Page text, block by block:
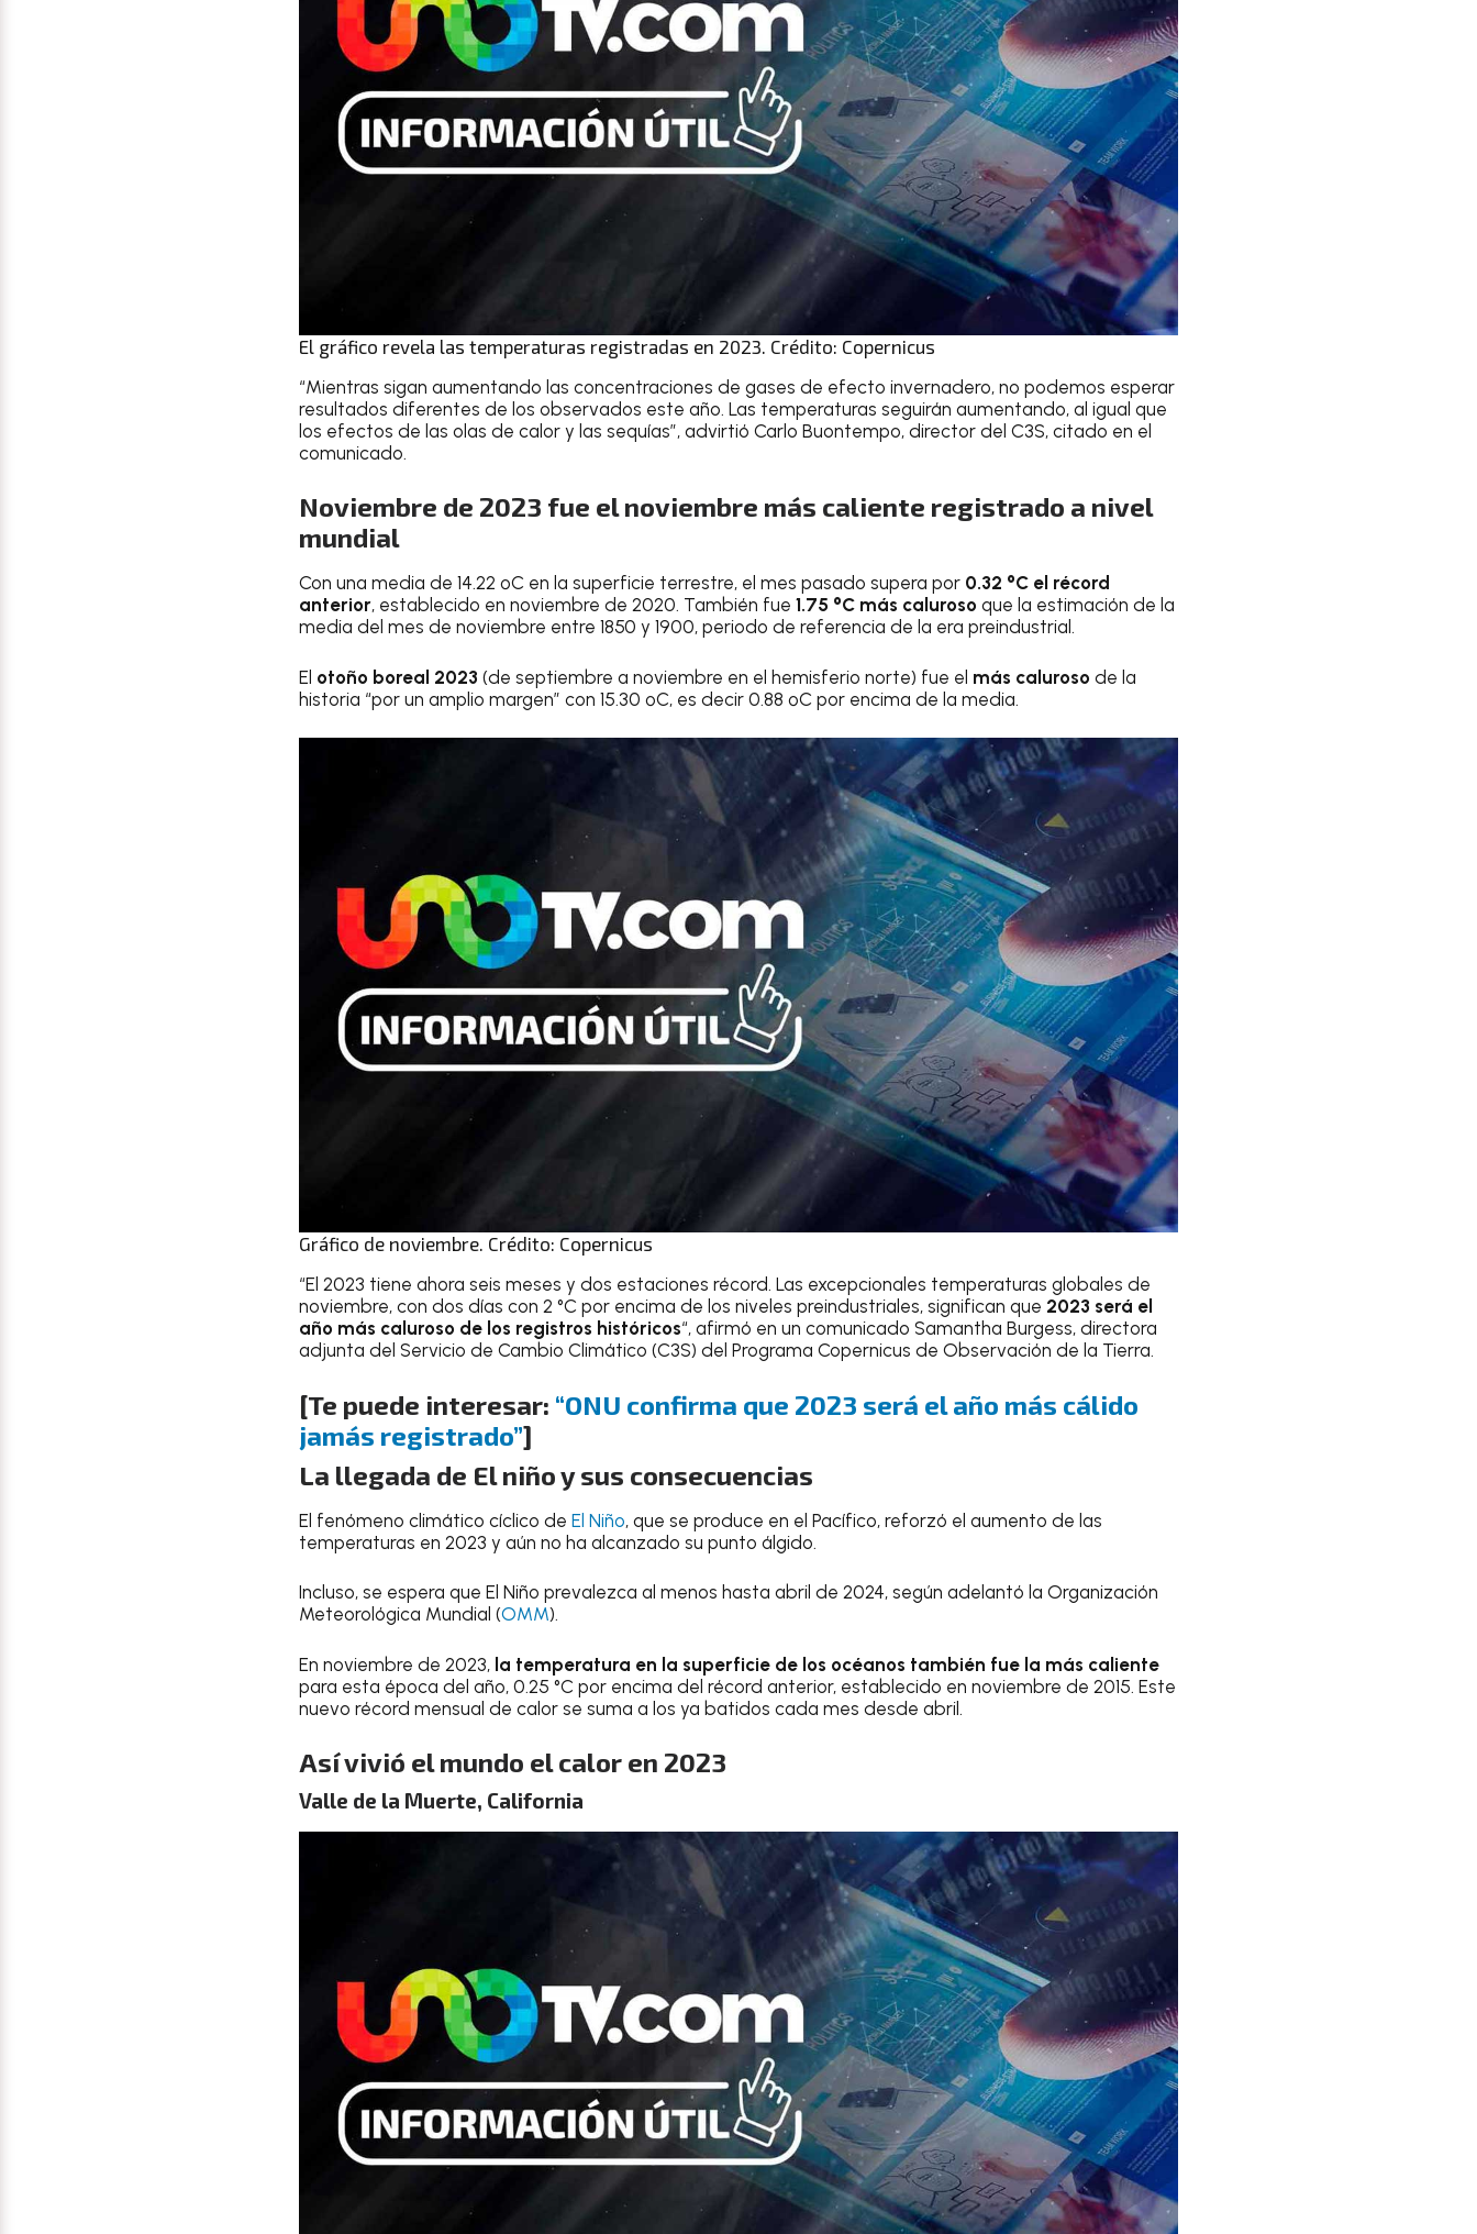
El gráfico revela las temperaturas registradas en 2023. Crédito: Copernicus
“Mientras sigan aumentando las concentraciones de gases de efecto invernadero, no podemos esperar
resultados diferentes de los observados este año. Las temperaturas seguirán aumentando, al igual que
los efectos de las olas de calor y las sequías”, advirtió Carlo Buontempo, director del C3S, citado en el
comunicado.
Noviembre de 2023 fue el noviembre más caliente registrado a nivel
mundial
Con una media de 14.22 ºC en la superficie terrestre, el mes pasado supera por 0.32 °C el récord
anterior, establecido en noviembre de 2020. También fue 1.75 °C más caluroso que la estimación de la
media del mes de noviembre entre 1850 y 1900, periodo de referencia de la era preindustrial.
El otoño boreal 2023 (de septiembre a noviembre en el hemisferio norte) fue el más caluroso de la
historia “por un amplio margen” con 15.30 ºC, es decir 0.88 ºC por encima de la media.
Gráfico de noviembre. Crédito: Copernicus
“El 2023 tiene ahora seis meses y dos estaciones récord. Las excepcionales temperaturas globales de
noviembre, con dos días con 2 °C por encima de los niveles preindustriales, significan que 2023 será el
año más caluroso de los registros históricos“, afirmó en un comunicado Samantha Burgess, directora
adjunta del Servicio de Cambio Climático (C3S) del Programa Copernicus de Observación de la Tierra.
[Te puede interesar: “ONU confirma que 2023 será el año más cálido
jamás registrado”]
La llegada de El niño y sus consecuencias
El fenómeno climático cíclico de El Niño, que se produce en el Pacífico, reforzó el aumento de las
temperaturas en 2023 y aún no ha alcanzado su punto álgido.
Incluso, se espera que El Niño prevalezca al menos hasta abril de 2024, según adelantó la Organización
Meteorológica Mundial (OMM).
En noviembre de 2023, la temperatura en la superficie de los océanos también fue la más caliente
para esta época del año, 0.25 °C por encima del récord anterior, establecido en noviembre de 2015. Este
nuevo récord mensual de calor se suma a los ya batidos cada mes desde abril.
Así vivió el mundo el calor en 2023
Valle de la Muerte, California